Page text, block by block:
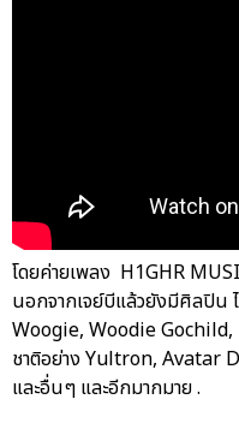
โดยค่ายเพลง H1GHR
นอกจากเจย์บีแล้วยังมีศิลปิน
Woogie, Woodie
ชาติอย่าง Yultron, Avatar
และอื่นๆ และอีกมากมาย .